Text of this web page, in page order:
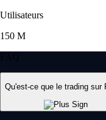
Utilisateurs
150 M
FAQ
Qu'est-ce que le trading sur